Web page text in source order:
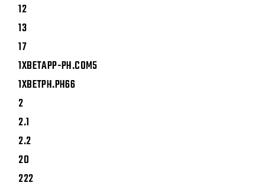
12
13
17
1XBETAPP-PH.COM5
1XBETPH.PH66
2
2.1
2.2
20
222